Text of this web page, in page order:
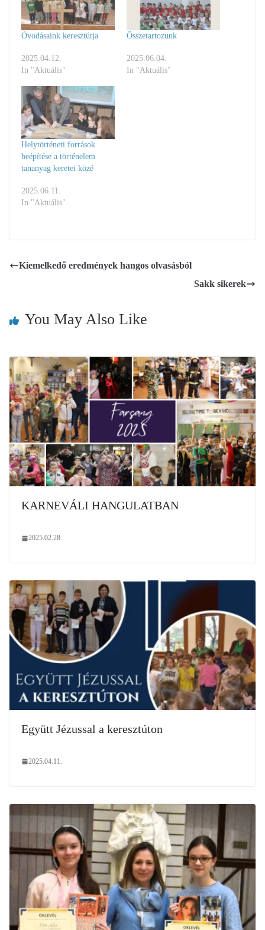
Óvodásaink keresztútja
2025.04.12.
In "Aktuális"
Összetartozunk
2025.06.04.
In "Aktuális"
Helytörténeti források
beépítése a történelem
tananyag keretei közé
2025.06.11.
In "Aktuális"
Kiemelkedő eredmények hangos olvasásból
Sakk sikerek
You May Also Like
KARNEVÁLI HANGULATBAN
2025.02.28.
Együtt Jézussal a keresztúton
2025.04.11.